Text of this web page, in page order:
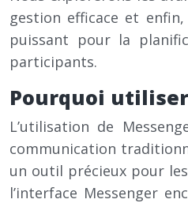
gestion efficace et
puissant pour la
participants.
Pourquoi
L’utilisation de
communication
un outil précieux pour
l’interface Messenger